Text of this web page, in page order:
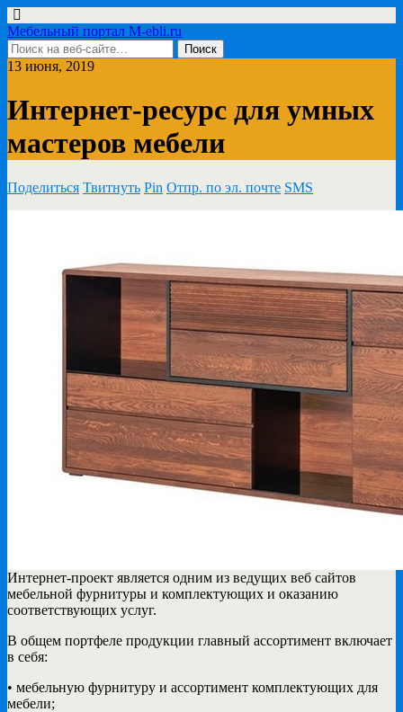
Мебельный портал M-ebli.ru
13 июня, 2019
Интернет-ресурс для умных
мастеров мебели
Поделиться Твитнуть Pin Отпр. по эл. почте SMS
Интернет-проект является одним из ведущих веб сайтов
мебельной фурнитуры и комплектующих и оказанию
соответствующих услуг.
В общем портфеле продукции главный ассортимент включает
в себя:
• мебельную фурнитуру и ассортимент комплектующих для
мебели;